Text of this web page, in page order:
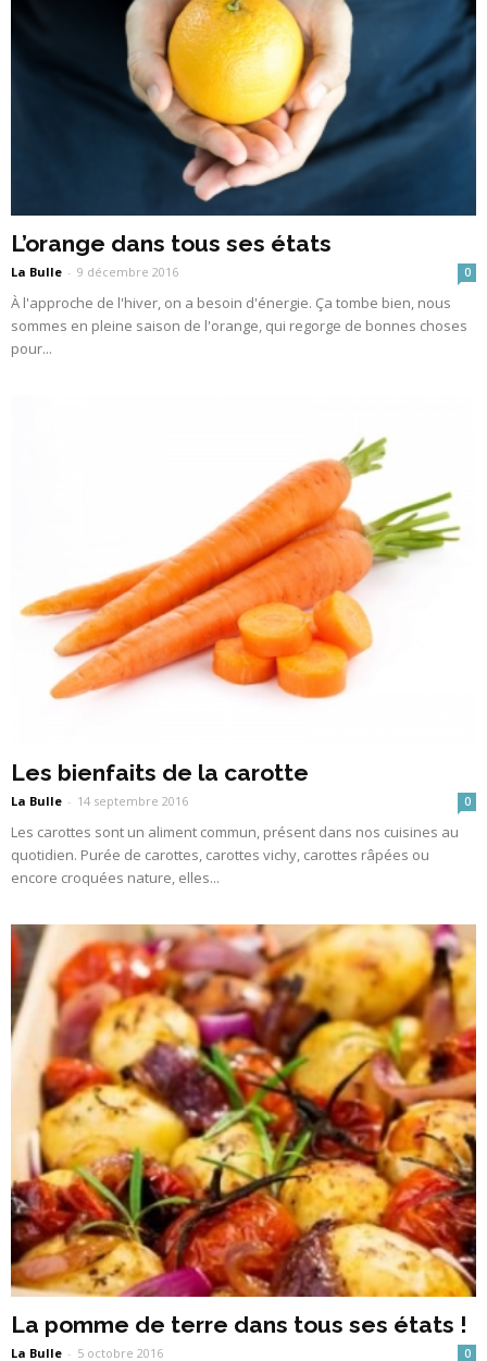
L’orange dans tous ses états
La Bulle - 9 décembre 2016 0
À l'approche de l'hiver, on a besoin d'énergie. Ça tombe bien, nous
sommes en pleine saison de l'orange, qui regorge de bonnes choses
pour...
Les bienfaits de la carotte
La Bulle - 14 septembre 2016 0
Les carottes sont un aliment commun, présent dans nos cuisines au
quotidien. Purée de carottes, carottes vichy, carottes râpées ou
encore croquées nature, elles...
La pomme de terre dans tous ses états !
La Bulle - 5 octobre 2016 0